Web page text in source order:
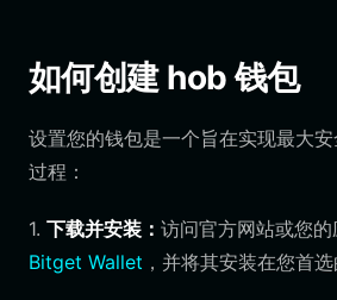
如何创建 hob 钱包
设置您的钱包是一个旨在实现最大
过程：
1. 下载并安装： 访问官方网站或您
Bitget Wallet ，并将其安装在您首选